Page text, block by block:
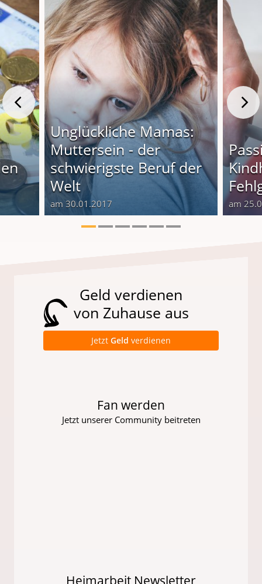
Unglückliche Mamas:
Muttersein - der
schwierigste Beruf der
Welt
am 30.01.2017 am
Geld verdienen
von Zuhause aus
Jetzt Geld verdienen
Fan werden
Jetzt unserer Community beitreten
Heimarbeit Newsletter